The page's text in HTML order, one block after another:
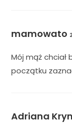
mamowato
Mój mąż
początku
Adriana